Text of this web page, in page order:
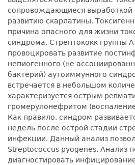
сопровождающиеся выработкой
развитию скарлатины.
причина опасного для жизни
синдрома. Стрептококк группы
провоцировать развитие
непиогенного (не
бактерий) аутоиммунного
встречается в небольшом
характеризуется острым
громерулонефритом
Как правило, синдром
недель после острой стадии
инфекции. Данный анализ
Streptococcus pyogenes. Анализ
диагностировать